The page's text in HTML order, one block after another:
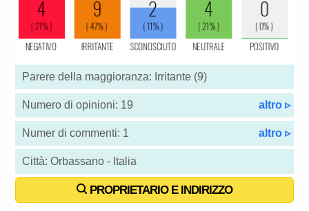
Parere della maggioranza: Irritante (9)
Numero di opinioni: 19 altro ▹
Numer di commenti: 1 altro ▹
Città: Orbassano - Italia
PROPRIETARIO E INDIRIZZO